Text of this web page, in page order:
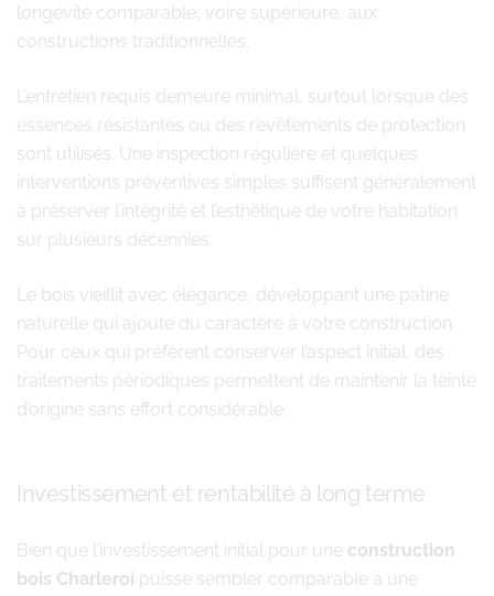
longévité comparable, voire supérieure, aux
constructions traditionnelles.
L’entretien requis demeure minimal, surtout lorsque des
essences résistantes ou des revêtements de protection
sont utilisés. Une inspection régulière et quelques
interventions préventives simples suffisent généralement
à préserver l’intégrité et l’esthétique de votre habitation
sur plusieurs décennies.
Le bois vieillit avec élégance, développant une patine
naturelle qui ajoute du caractère à votre construction.
Pour ceux qui préfèrent conserver l’aspect initial, des
traitements périodiques permettent de maintenir la teinte
d’origine sans effort considérable.
Investissement et rentabilité à long terme
Bien que l’investissement initial pour une construction
bois Charleroi puisse sembler comparable à une